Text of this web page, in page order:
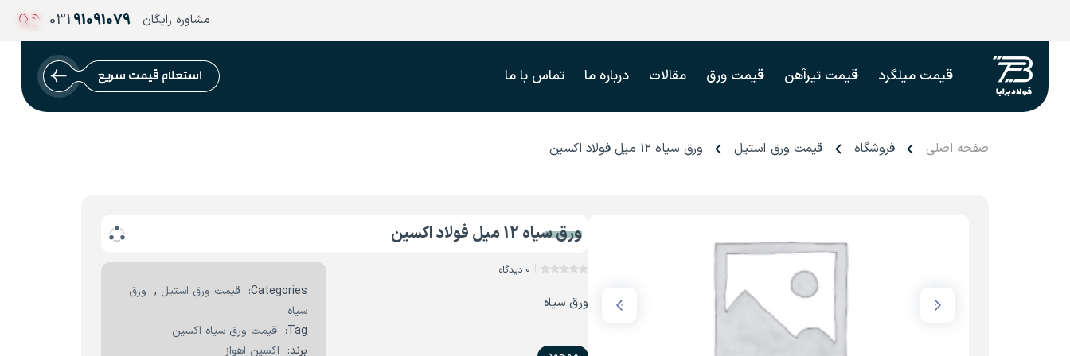
مشاوره رایگان 91091079
031
قیمت میلگرد قیمت تیرآهن قیمت ورق مقالات درباره ما تماس با ما استعلام قیمت سریع
صفحه اصلی فروشگاه قیمت ورق استیل ورق سیاه ۱۲ میل فولاد اکسین
ورق سیاه 12 میل فولاد اکسین
0 دیدگاه
ورق سیاه
Categories: قیمت ورق استیل , ورق
سیاه
Tag:
قیمت ورق سیاه اکسین
برند: اکسین اهواز